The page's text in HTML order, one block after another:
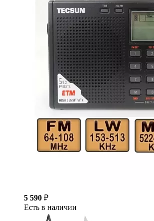
5 590 ₽
Есть в наличии